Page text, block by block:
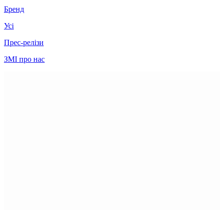
Бренд
Усі
Прес-релізи
ЗМІ про нас